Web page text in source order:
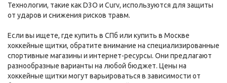
Технологии, такие как D3O и Curv, используются для защиты
от ударов и снижения рисков травм.
Если вы ищете, где купить в СПб или купить в Москве
хоккейные щитки, обратите внимание на специализированные
спортивные магазины и интернет-ресурсы. Они предлагают
разнообразные варианты на любой бюджет. Цены на
хоккейные щитки могут варьироваться в зависимости от